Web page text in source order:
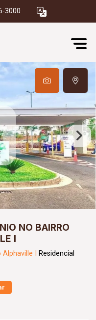
3000
NO BAIRRO
I
I
Residencial